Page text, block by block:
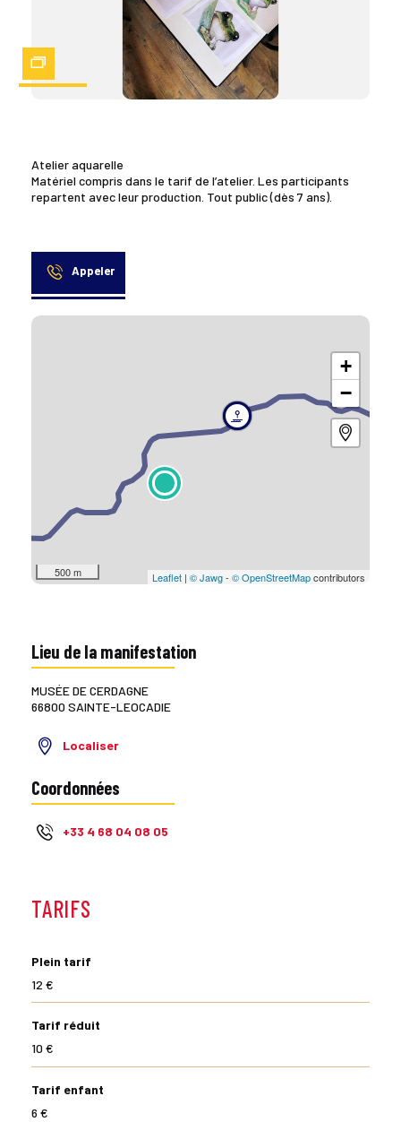
Zoom
Atelier aquarelle
Matériel compris dans le tarif de l’atelier. Les participants
repartent avec leur production. Tout public (dès 7 ans).
Appeler
+
−
500 m Leaflet | © Jawg- © OpenStreetMapcontributors
Lieu de la manifestation
MUSÉE DE CERDAGNE
66800 SAINTE-LEOCADIE
Localiser
Coordonnées
+33 4 68 04 08 05
TARIFS
Plein tarif
12 €
Tarif réduit
10 €
Tarif enfant
6 €